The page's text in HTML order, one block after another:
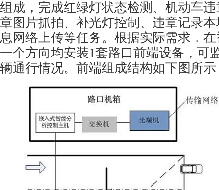
组成，完成红绿灯状态检测、机动车
章图片抓拍、补光灯控制、违章记录
息网络上传等任务。根据实际需求，
一个方向均安装1套路口前端设备，可
辆通行情况。前端组成结构如下图所示